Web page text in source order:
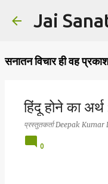
Jai
सनातन विचार ही वह
हिंदू होने का
प्रस्तुतकर्ताDeepak Kumar
0